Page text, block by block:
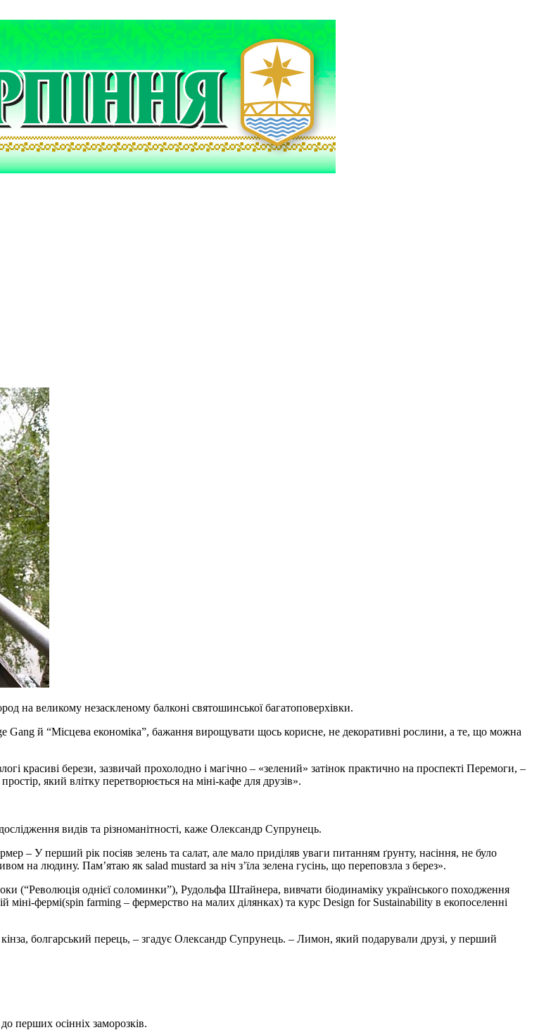
на великому незаскленому балконі святошинської багатоповерхівки.
Gang й “Місцева економіка”, бажання вирощувати щось корисне, не декоративні рослини, а те, що можна
красиві берези, зазвичай прохолодно і магічно – «зелений» затінок практично на проспекті Перемоги, –
який влітку перетворюється на міні-кафе для друзів».
видів та різноманітності, каже Олександр Супрунець.
– У перший рік посіяв зелень та салат, але мало приділяв уваги питанням ґрунту, насіння, не було
на людину. Пам’ятаю як salad mustard за ніч з’їла зелена гусінь, що переповзла з берез».
(“Революція однієї соломинки”), Рудольфа Штайнера, вивчати біодинаміку українського походження
фермі(spin farming – фермерство на малих ділянках) та курс Design for Sustainability в екопоселенні
кінза, болгарський перець, – згадує Олександр Супрунець. – Лимон, який подарували друзі, у перший
перших осінніх заморозків.